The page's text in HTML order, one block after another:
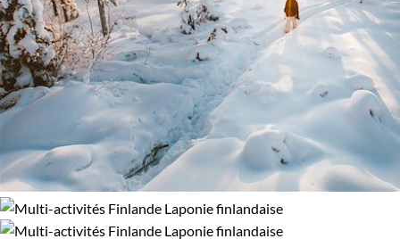
En étoile
Environnement
Bord de mer et îles Forêts, collines, rivières et lacs
Neige Terres Polaires